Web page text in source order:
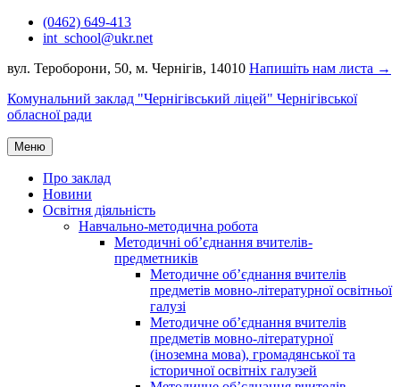
Перейти(0462) 649-413
int_school@ukr.net
вул. Тероборони, 50, м. Чернігів, 14010 Напишіть нам листа →
Комунальний заклад "Чернігівський ліцей" Чернігівської
обласної ради
Меню
Про заклад
Новини
Освітня діяльність
Навчально-методична робота
Методичні об’єднання вчителів-
предметників
Методичне об’єднання вчителів
предметів мовно-літературної освітньої
галузі
Методичне об’єднання вчителів
предметів мовно-літературної
(іноземна мова), громадянської та
історичної освітніх галузей